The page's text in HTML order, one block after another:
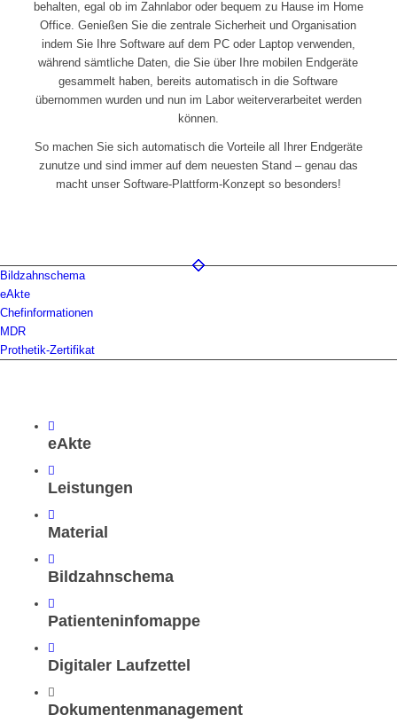
behalten, egal ob im Zahnlabor oder bequem zu Hause im Home
Office. Genießen Sie die zentrale Sicherheit und Organisation
indem Sie Ihre Software auf dem PC oder Laptop verwenden,
während sämtliche Daten, die Sie über Ihre mobilen Endgeräte
gesammelt haben, bereits automatisch in die Software
übernommen wurden und nun im Labor weiterverarbeitet werden
können.
So machen Sie sich automatisch die Vorteile all Ihrer Endgeräte
zunutze und sind immer auf dem neuesten Stand – genau das
macht unser Software-Plattform-Konzept so besonders!
Bildzahnschema
eAkte
Chefinformationen
MDR
Prothetik-Zertifikat
eAkte
Leistungen
Material
Bildzahnschema
Patienteninfomappe
Digitaler Laufzettel
Dokumentenmanagement